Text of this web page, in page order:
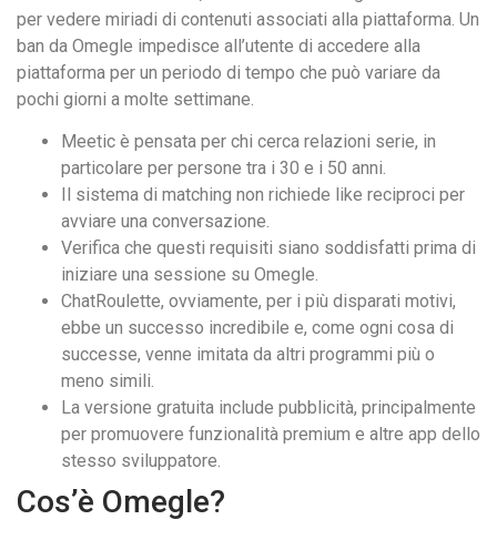
per vedere miriadi di contenuti associati alla piattaforma. Un
ban da Omegle impedisce all’utente di accedere alla
piattaforma per un periodo di tempo che può variare da
pochi giorni a molte settimane.
Meetic è pensata per chi cerca relazioni serie, in
particolare per persone tra i 30 e i 50 anni.
Il sistema di matching non richiede like reciproci per
avviare una conversazione.
Verifica che questi requisiti siano soddisfatti prima di
iniziare una sessione su Omegle.
ChatRoulette, ovviamente, per i più disparati motivi,
ebbe un successo incredibile e, come ogni cosa di
successe, venne imitata da altri programmi più o
meno simili.
La versione gratuita include pubblicità, principalmente
per promuovere funzionalità premium e altre app dello
stesso sviluppatore.
Cos’è Omegle?